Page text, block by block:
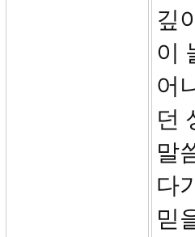
깊
이
어
던
말
다
믿